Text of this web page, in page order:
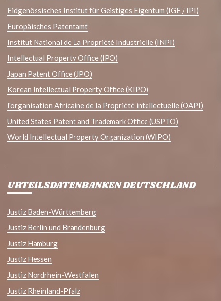
Eidgenössisches Institut für Geistiges Eigentum (IGE / IPI)
Europäisches Patentamt
Institut National de La Propriété Industrielle (INPI)
Intellectual Property Office (IPO)
Japan Patent Office (JPO)
Korean Intellectual Property Office (KIPO)
l'organisation Africaine de la Propriété intellectuelle (OAPI)
United States Patent and Trademark Office (USPTO)
World Intellectual Property Organization (WIPO)
URTEILSDATENBANKEN DEUTSCHLAND
Justiz Baden-Württemberg
Justiz Berlin und Brandenburg
Justiz Hamburg
Justiz Hessen
Justiz Nordrhein-Westfalen
Justiz Rheinland-Pfalz